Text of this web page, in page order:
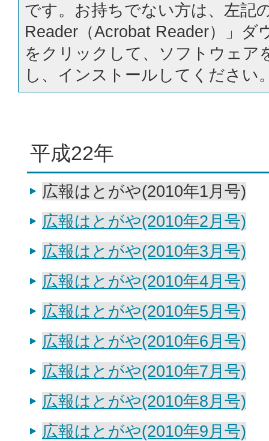
です。お持ちでない方は、左記
Reader（Acrobat Reader）」ダ
をクリックして、ソフトウェア
し、インストールしてください
平成22年
広報はとがや(2010年1月号)
広報はとがや(2010年2月号)
広報はとがや(2010年3月号)
広報はとがや(2010年4月号)
広報はとがや(2010年5月号)
広報はとがや(2010年6月号)
広報はとがや(2010年7月号)
広報はとがや(2010年8月号)
広報はとがや(2010年9月号)